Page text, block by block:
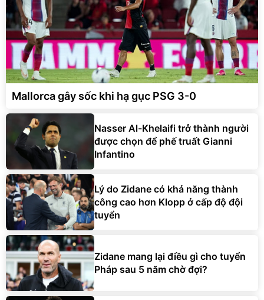
Mallorca gây sốc khi hạ gục PSG 3-0
Nasser Al-Khelaifi trở thành người
được chọn để phế truất Gianni
Infantino
Lý do Zidane có khả năng thành
công cao hơn Klopp ở cấp độ đội
tuyển
Zidane mang lại điều gì cho tuyển
Pháp sau 5 năm chờ đợi?